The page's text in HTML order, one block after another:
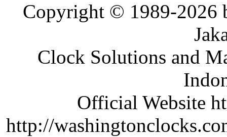
Copyright © 1989-2026
Clock Solutions and
Official Website
http://